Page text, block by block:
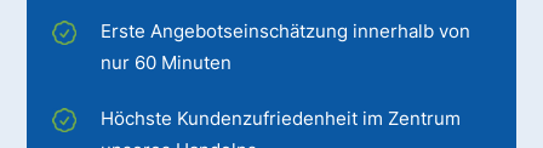
Erste Angebotseinschätzung innerhalb von
nur 60 Minuten
Höchste Kundenzufriedenheit im Zentrum